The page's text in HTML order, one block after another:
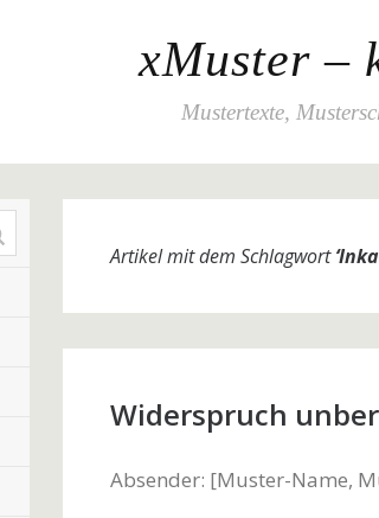
xMuster –
Mustertexte,
Artikel mit dem Schlagwort‘
Widerspruch
Absender: [Muster-Name,